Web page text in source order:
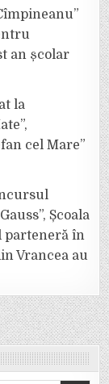
an școlar
la
cel Mare”
Școala
parteneră în
Vrancea au